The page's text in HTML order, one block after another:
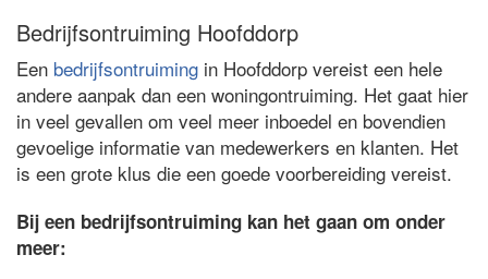
Bedrijfsontruiming Hoofddorp
Een bedrijfsontruiming in Hoofddorp vereist een hele
andere aanpak dan een woningontruiming. Het gaat hier
in veel gevallen om veel meer inboedel en bovendien
gevoelige informatie van medewerkers en klanten. Het
is een grote klus die een goede voorbereiding vereist.
Bij een bedrijfsontruiming kan het gaan om onder
meer: